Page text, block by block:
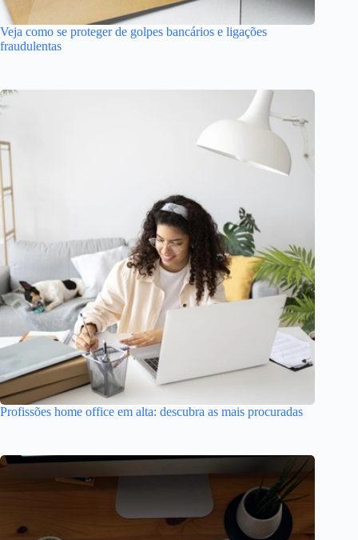
Veja como se proteger de golpes bancários e ligações
fraudulentas
Profissões home office em alta: descubra as mais procuradas